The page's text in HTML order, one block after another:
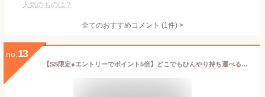
人気のものは？
全てのおすすめコメント (1件) >
no. 13
【SS限定●エントリーでポイント5倍】どこでもひんやり持ち運べる氷のう【玄関先迄納品】ニトリ